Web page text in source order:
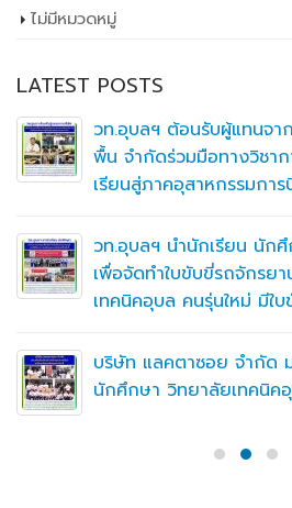
ไม่มีหมวดหมู่
LATEST POSTS
วท.อุบลฯ ต้อนรับผู้แทนจ
พื้น จำกัดร่วมมือทางวิช
เรียนสู่ภาคอุสาหกรรมการ
วท.อุบลฯ นำนักเรียน นัก
เพื่อจัดทำใบขับขี่รถจักรย
เทคนิคอุบล คนรุ่นใหม่ มีใ
บริษัท แลคตาซอย จำกัด
นักศึกษา วิทยาลัยเทคนิค